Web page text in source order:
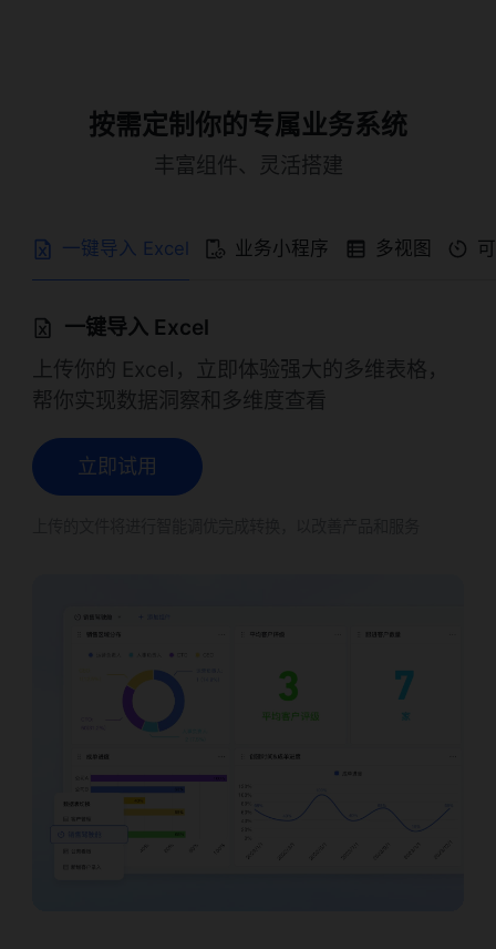
按需定制你的专属业务系统
丰富组件、灵活搭建
一键导入 Excel 业务小程序 多视图
一键导入 Excel
上传你的 Excel，立即体验强大的多维表格，
帮你实现数据洞察和多维度查看
立即试用